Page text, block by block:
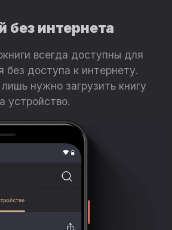
без интернета
всегда доступны для
без доступа к интернету.
нужно загрузить книгу
устройство.